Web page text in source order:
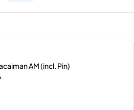
AM (incl. Pin)